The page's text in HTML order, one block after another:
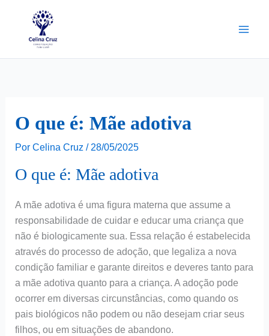
O que é: Mãe adotiva
Por Celina Cruz / 28/05/2025
O que é: Mãe adotiva
A mãe adotiva é uma figura materna que assume a
responsabilidade de cuidar e educar uma criança que
não é biologicamente sua. Essa relação é estabelecida
através do processo de adoção, que legaliza a nova
condição familiar e garante direitos e deveres tanto para
a mãe adotiva quanto para a criança. A adoção pode
ocorrer em diversas circunstâncias, como quando os
pais biológicos não podem ou não desejam criar seus
filhos, ou em situações de abandono.